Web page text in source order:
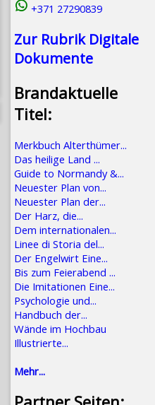
+371 27290839
Zur Rubrik Digitale
Dokumente
Brandaktuelle
Titel:
Merkbuch Alterthümer...
Das heilige Land ...
Guide to Normandy &...
Neuester Plan von...
Neuester Plan der...
Der Harz, die...
Dem internationalen...
Linee di Storia del...
Der Engelwirt Eine...
Bis zum Feierabend ...
Die Imitationen Eine...
Psychologie und...
Handbuch der...
Wände im Hochbau
Illustrierte...
Mehr...